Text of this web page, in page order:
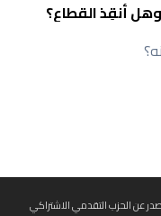
أنقِذ القطاع؟
عن الحزب التقدمي الاشتراكي